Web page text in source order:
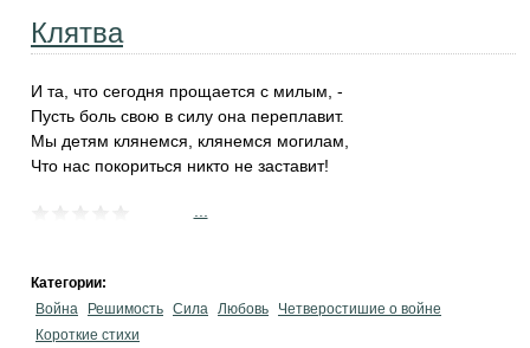
Клятва
И та, что сегодня прощается с милым, -
Пусть боль свою в силу она переплавит.
Мы детям клянемся, клянемся могилам,
Что нас покориться никто не заставит!
Категории:
Война
Решимость Сила Любовь
Четверостишие о войне
Короткие стихи